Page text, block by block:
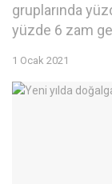
gruplarında
yüzde 6 zam
1 Ocak 2021